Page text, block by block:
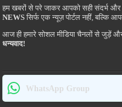
हम खबरों से परे जाकर आपको सही संदर्भ और
NEWS सिर्फ एक न्यूज़ पोर्टल नहीं, बल्कि
आज ही हमारे सोशल मीडिया चैनलों से जुड़ें
धन्यवाद!
WhatsApp Group